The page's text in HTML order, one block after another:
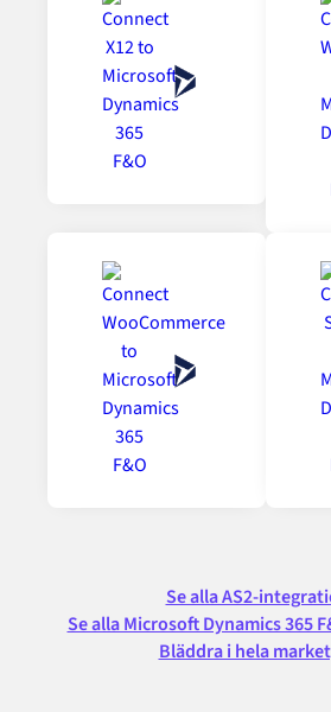
Se alla AS2-
Se alla Microsoft Dynamics 365
Bläddra i hela